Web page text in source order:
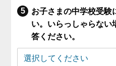
お子さまの中学校受験
い。いらっしゃらない
答ください。